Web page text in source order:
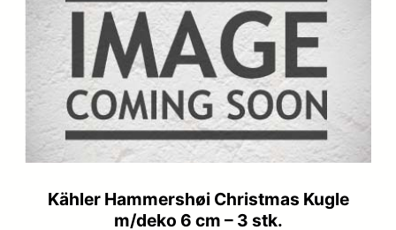
Kähler Hammershøi Christmas Kugle
m/deko 6 cm – 3 stk.